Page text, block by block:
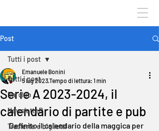
Post
Tutti i post
Dal club
NewsletteR
Trasferte e biglietti
Tutti i post
Serie A 2023-2024, il
calendario di partite e pub
Emanuele Bonini
5 lug 2023Tempo di lettura: 1 min
Definito il calendario della maggica per